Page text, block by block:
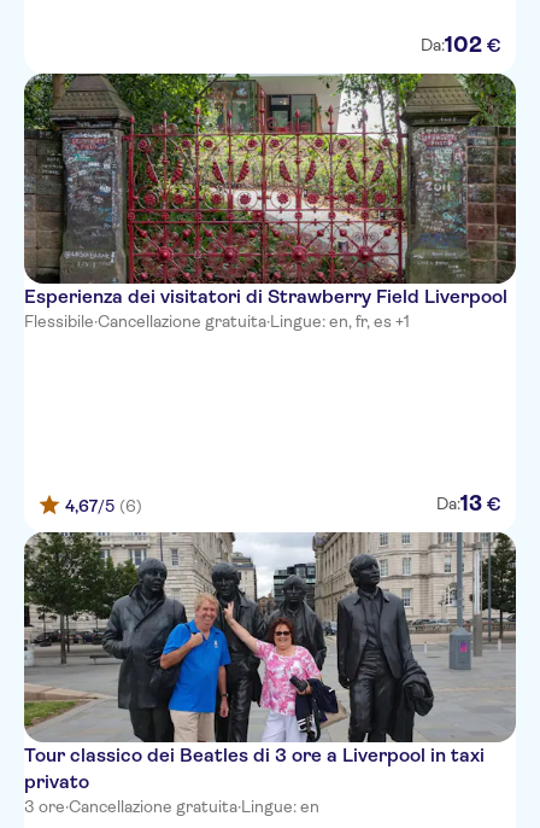
Da:102 €
Esperienza dei visitatori di Strawberry Field Liverpool
Flessibile·Cancellazione gratuita·Lingue: en, fr, es +1
4,67/5 (6) Da:13 €
Tour classico dei Beatles di 3 ore a Liverpool in taxi
privato
3 ore·Cancellazione gratuita·Lingue: en